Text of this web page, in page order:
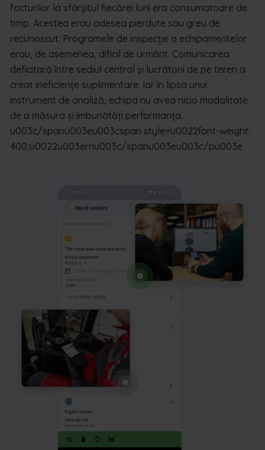
facturilor la sfârșitul fiecărei luni era consumatoare de
timp. Acestea erau adesea pierdute sau greu de
recunoscut. Programele de inspecție a echipamentelor
erau, de asemenea, dificil de urmărit. Comunicarea
deficitară între sediul central și lucrătorii de pe teren a
creat ineficiențe suplimentare. Iar în lipsa unui
instrument de analiză, echipa nu avea nicio modalitate
de a măsura și îmbunătăți performanța.
u003c/spanu003eu003cspan style=u0022font-weight:
400;u0022u003ernu003c/spanu003eu003c/pu003e